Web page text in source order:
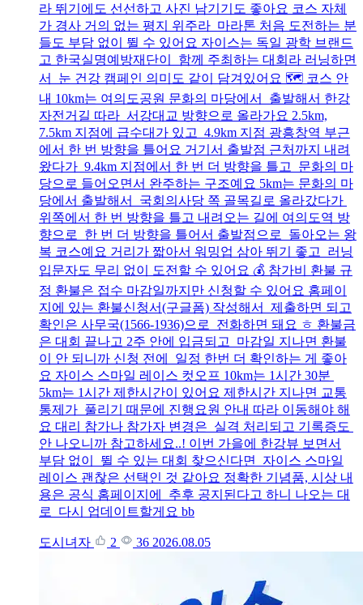
라 뛰기에도 선선하고 사진 남기기도 좋아요 코스 자체
가 경사 거의 없는 평지 위주라 마라톤 처음 도전하는 분
들도 부담 없이 뛸 수 있어요 자이스는 독일 광학 브랜드
고 한국실명예방재단이 함께 주최하는 대회라 러닝하면
서 눈 건강 캠페인 의미도 같이 담겨있어요 🗺️ 코스 안
내 10km는 여의도공원 문화의 마당에서 출발해서 한강
자전거길 따라 서강대교 방향으로 올라가요 2.5km,
7.5km 지점에 급수대가 있고 4.9km 지점 광흥창역 부근
에서 한 번 방향을 틀어요 거기서 출발점 근처까지 내려
왔다가 9.4km 지점에서 한 번 더 방향을 틀고 문화의 마
당으로 들어오면서 완주하는 구조예요 5km는 문화의 마
당에서 출발해서 국회의사당 쪽 골목길로 올라갔다가
위쪽에서 한 번 방향을 틀고 내려오는 길에 여의도역 방
향으로 한 번 더 방향을 틀어서 출발점으로 돌아오는 왕
복 코스예요 거리가 짧아서 워밍업 삼아 뛰기 좋고 러닝
입문자도 무리 없이 도전할 수 있어요 💰 참가비 환불 규
정 환불은 접수 마감일까지만 신청할 수 있어요 홈페이
지에 있는 환불신청서(구글폼) 작성해서 제출하면 되고
확인은 사무국(1566-1936)으로 전화하면 돼요 ㅎ 환불금
은 대회 끝나고 2주 안에 입금되고 마감일 지나면 환불
이 안 되니까 신청 전에 일정 한번 더 확인하는 게 좋아
요 자이스 스마일 레이스 컷오프 10km는 1시간 30분
5km는 1시간 제한시간이 있어요 제한시간 지나면 교통
통제가 풀리기 때문에 진행요원 안내 따라 이동해야 해
요 대리 참가나 참가자 변경은 실격 처리되고 기록증도
안 나오니까 참고하세요..! 이번 가을에 한강뷰 보면서
부담 없이 뛸 수 있는 대회 찾으신다면 자이스 스마일
레이스 괜찮은 선택인 것 같아요 정확한 기념품, 시상 내
용은 공식 홈페이지에 추후 공지된다고 하니 나오는 대
로 다시 업데이트할게요 bb
도시녀자 2 36 2026.08.05